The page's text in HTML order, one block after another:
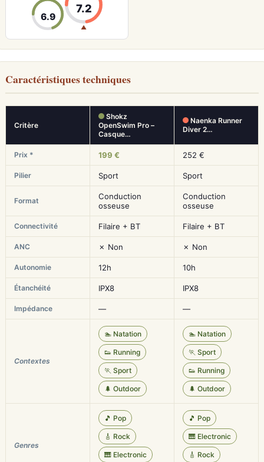
6.9
7.2
▲
Caractéristiques techniques
Critère
Shokz
OpenSwim Pro –
Casque…
Naenka Runner
Diver 2…
Prix * 199 € 252 €
Pilier Sport Sport
Format
Conduction
osseuse
Conduction
osseuse
Connectivité Filaire + BT Filaire + BT
ANC ✗ Non ✗ Non
Autonomie 12h 10h
Étanchéité IPX8 IPX8
Impédance — —
Contextes
🏊 Natation
👟 Running
🏃 Sport
🌲 Outdoor
🏊 Natation
🏃 Sport
👟 Running
🌲 Outdoor
Genres
🎵 Pop
🎸 Rock
🎹 Electronic
🎵 Pop
🎹 Electronic
🎸 Rock